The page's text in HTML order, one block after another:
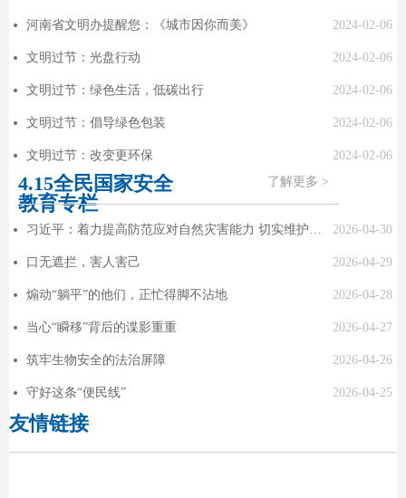
2024-02-06
넸 河南省文明办提醒您：《城市因你而美》
2024-02-06
넸 文明过节：光盘行动
2024-02-06
넸 文明过节：绿色生活，低碳出行
2024-02-06
넸 文明过节：倡导绿色包装
2024-02-06
넸 文明过节：改变更环保
友情链接
4.15全民国家安全
教育专栏
了解更多 >
2026-04-30
넸 习近平：着力提高防范应对自然灾害能力 切实维护人民群众生命财产安全
2026-04-29
넸 口无遮拦，害人害己
2026-04-28
넸 煽动“躺平”的他们，正忙得脚不沾地
2026-04-27
넸 当心“瞬移”背后的谍影重重
2026-04-26
넸 筑牢生物安全的法治屏障
2026-04-25
넸 守好这条“便民线”